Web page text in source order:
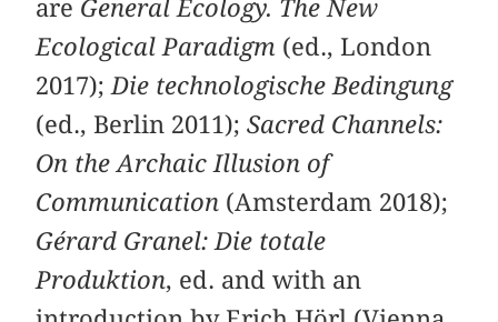
are General Ecology. The New
Ecological Paradigm (ed., London
2017); Die technologische Bedingung
(ed., Berlin 2011);Sacred Channels:
On the Archaic Illusion of
Communication (Amsterdam 2018);
Gérard Granel: Die totale
Produktion, ed. and with an